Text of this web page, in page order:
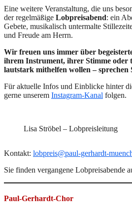
Eine weitere Veranstaltung, die uns
der regelmäßige Lobpreisabend: ein
Gebete, musikalisch untermalte
und Freude am Herrn.
Wir freuen uns immer über
ihrem Instrument, ihrer Stimme oder
lautstark mithelfen wollen – sprechen
Für aktuelle Infos und Einblicke hinter
gerne unserem Instagram-Kanal folgen.
Lisa Ströbel – Lobpreisleitung
Kontakt: lobpreis@paul-gerhardt-
Sie finden vergangene Lobpreisabende
Paul-Gerhardt-Chor